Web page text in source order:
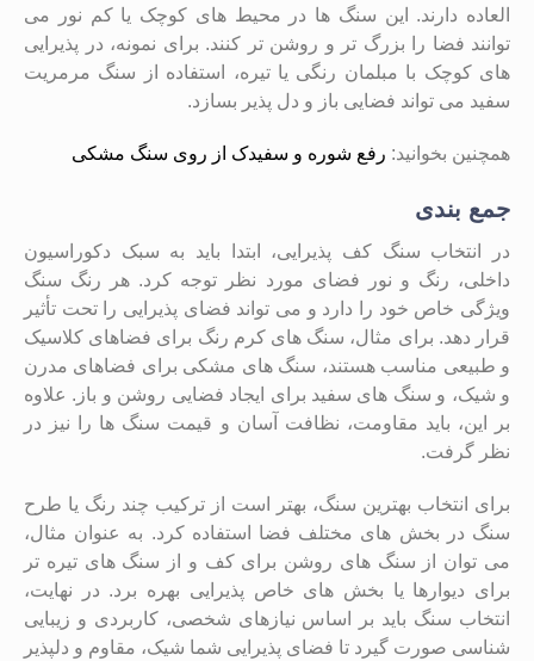
‌العاده دارند. این سنگ ‌ها در محیط‌ های کوچک یا کم‌ نور می‌
توانند فضا را بزرگ ‌تر و روشن ‌تر کنند. برای نمونه، در پذیرایی
‌های کوچک با مبلمان رنگی یا تیره، استفاده از سنگ مرمریت
سفید می‌ تواند فضایی باز و دل ‌پذیر بسازد.
همچنین بخوانید: رفع شوره و سفیدک از روی سنگ مشکی
جمع بندی
در انتخاب سنگ کف پذیرایی، ابتدا باید به سبک دکوراسیون
داخلی، رنگ و نور فضای مورد نظر توجه کرد. هر رنگ سنگ
ویژگی خاص خود را دارد و می ‌تواند فضای پذیرایی را تحت تأثیر
قرار دهد. برای مثال، سنگ ‌های کرم رنگ برای فضاهای کلاسیک
و طبیعی مناسب هستند، سنگ‌ های مشکی برای فضاهای مدرن
و شیک، و سنگ‌ های سفید برای ایجاد فضایی روشن و باز. علاوه
بر این، باید مقاومت، نظافت آسان و قیمت سنگ ‌ها را نیز در
نظر گرفت.
برای انتخاب بهترین سنگ، بهتر است از ترکیب چند رنگ یا طرح
سنگ در بخش ‌های مختلف فضا استفاده کرد. به‌ عنوان مثال،
می‌ توان از سنگ ‌های روشن برای کف و از سنگ‌ های تیره ‌تر
برای دیوارها یا بخش ‌های خاص پذیرایی بهره برد. در نهایت،
انتخاب سنگ باید بر اساس نیازهای شخصی، کاربردی و زیبایی‌
شناسی صورت گیرد تا فضای پذیرایی شما شیک، مقاوم و دلپذیر